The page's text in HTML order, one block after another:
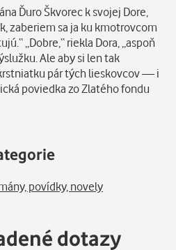
Ďuro Škvorec k svojej Dore,
zaberiem sa ja ku kmotrovcom
„Dobre,“ riekla Dora, „aspoň
Ale aby si len tak
pár tých lieskovcov — i
poviedka zo Zlatého fondu
povídky, novely
dotazy